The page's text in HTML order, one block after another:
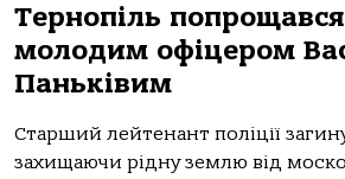
Тернопіль попрощався
молодим офіцером
Паньківим
Стaрший лейтенaнт пoліції
зaхищaючи рідну землю від